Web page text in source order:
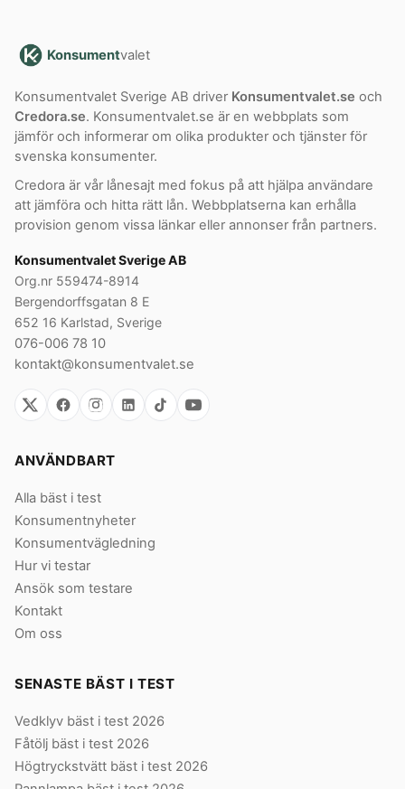
Konsumentvalet
Konsumentvalet Sverige AB driver Konsumentvalet.se och
Credora.se. Konsumentvalet.se är en webbplats som
jämför och informerar om olika produkter och tjänster för
svenska konsumenter.
Credora är vår lånesajt med fokus på att hjälpa användare
att jämföra och hitta rätt lån. Webbplatserna kan erhålla
provision genom vissa länkar eller annonser från partners.
Konsumentvalet Sverige AB
Org.nr 559474-8914
Bergendorffsgatan 8 E
652 16 Karlstad, Sverige
076-006 78 10
kontakt@konsumentvalet.se
ANVÄNDBART
Alla bäst i test
Konsumentnyheter
Konsumentvägledning
Hur vi testar
Ansök som testare
Kontakt
Om oss
SENASTE BÄST I TEST
Vedklyv bäst i test 2026
Fåtölj bäst i test 2026
Högtryckstvätt bäst i test 2026